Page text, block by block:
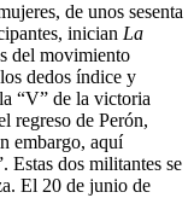
de unos sesenta
inician La
del movimiento
dedos índice y
“V” de la victoria
regreso de Perón,
embargo, aquí
Estas dos militantes se
El 20 de junio de